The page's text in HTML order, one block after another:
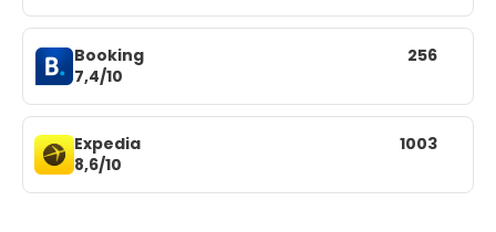
Booking
7,4/10
256
Expedia
8,6/10
1003